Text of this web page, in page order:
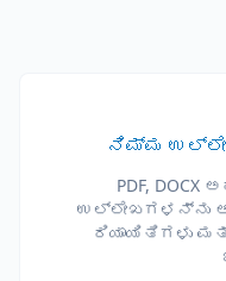
ನಿಮ್ಮ
PDF,
ಉಲ್ಲೇಖಗಳನ್ನು
ರಿಯಾಯಿತಿಗಳು